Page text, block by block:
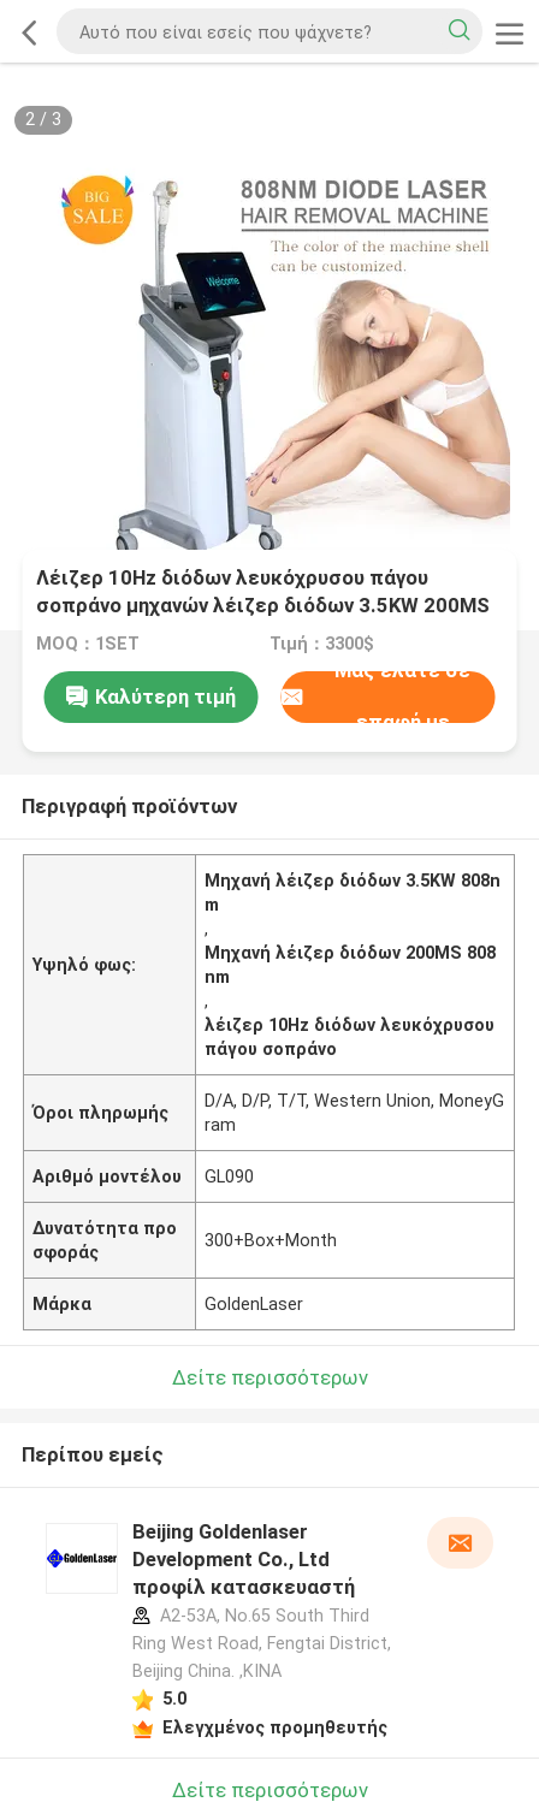
2/ 3
Λέιζερ 10Hz διόδων λευκόχρυσου πάγου
σοπράνο μηχανών λέιζερ διόδων 3.5KW 200MS
808nm
MOQ：1SET Τιμή：3300$
Καλύτερη τιμή
Μας ελάτε σε
επαφή με
Περιγραφή προϊόντων
Υψηλό φως:
Μηχανή λέιζερ διόδων 3.5KW 808n
m
,
Μηχανή λέιζερ διόδων 200MS 808
nm
,
λέιζερ 10Hz διόδων λευκόχρυσου
πάγου σοπράνο
Όροι πληρωμής
D/A, D/P, T/T, Western Union, MoneyG
ram
Αριθμό μοντέλου GL090
Δυνατότητα προ
σφοράς
300+Box+Month
Μάρκα GoldenLaser
Δείτε περισσότερων
Περίπου εμείς
Beijing Goldenlaser
Development Co., Ltd
προφίλ κατασκευαστή
A2-53A, No.65 South Third
Ring West Road, Fengtai District,
Beijing China. ,ΚΙΝΑ
5.0
Ελεγχμένος προμηθευτής
Δείτε περισσότερων